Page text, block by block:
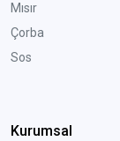
Mısır
Çorba
Sos
Kurumsal